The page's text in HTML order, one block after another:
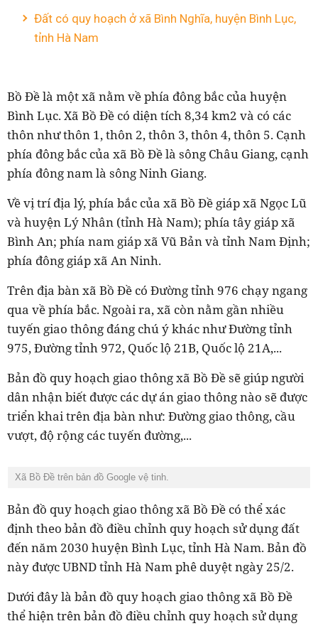
Đất có quy hoạch ở xã Bình Nghĩa, huyện Bình Lục,
tỉnh Hà Nam
Bồ Đề là một xã nằm về phía đông bắc của huyện
Bình Lục. Xã Bồ Đề có diện tích 8,34 km2 và có các
thôn như thôn 1, thôn 2, thôn 3, thôn 4, thôn 5. Cạnh
phía đông bắc của xã Bồ Đề là sông Châu Giang, cạnh
phía đông nam là sông Ninh Giang.
Về vị trí địa lý, phía bắc của xã Bồ Đề giáp xã Ngọc Lũ
và huyện Lý Nhân (tỉnh Hà Nam); phía tây giáp xã
Bình An; phía nam giáp xã Vũ Bản và tỉnh Nam Định;
phía đông giáp xã An Ninh.
Trên địa bàn xã Bồ Đề có Đường tỉnh 976 chạy ngang
qua về phía bắc. Ngoài ra, xã còn nằm gần nhiều
tuyến giao thông đáng chú ý khác như Đường tỉnh
975, Đường tỉnh 972, Quốc lộ 21B, Quốc lộ 21A,...
Bản đồ quy hoạch giao thông xã Bồ Đề sẽ giúp người
dân nhận biết được các dự án giao thông nào sẽ được
triển khai trên địa bàn như: Đường giao thông, cầu
vượt, độ rộng các tuyến đường,...
Xã Bồ Đề trên bản đồ Google vệ tinh.
Bản đồ quy hoạch giao thông xã Bồ Đề có thể xác
định theo bản đồ điều chỉnh quy hoạch sử dụng đất
đến năm 2030 huyện Bình Lục, tỉnh Hà Nam. Bản đồ
này được UBND tỉnh Hà Nam phê duyệt ngày 25/2.
Dưới đây là bản đồ quy hoạch giao thông xã Bồ Đề
thể hiện trên bản đồ điều chỉnh quy hoạch sử dụng